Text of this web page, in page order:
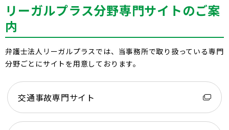
リーガルプラス分野専門サイトのご案
内
弁護士法人リーガルプラスでは、当事務所で取り扱っている専門
分野ごとにサイトを用意しております。
交通事故専門サイト